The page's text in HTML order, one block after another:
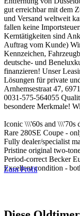
gut erreichbar mit dem
und Versand weltweit
fallen keine
Kerntätigkeiten sind
Auftrag vom Kunde)
Kennzeichen,
deutsche- und
finanzieren! Unser
Lösungen für private
Arnhemsestraat 47,
0031-575-564055
besondere Merkmale!
Iconic \\\'60s and \\\'70s
Rare 280SE Coupe -
Fully dealer/specialist
Pristine original two-
Period-correct Becker
Excellent condition -
Zum Profil